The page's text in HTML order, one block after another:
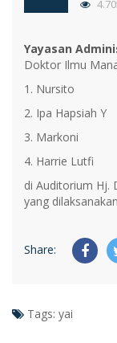
Yayasan
Doktor Ilmu
1. Nursito
2. Ipa Hapsiah Y
3. Markoni
4. Harrie Lutfi
di Auditorium Hj.
yang
Share:
Tags: yai